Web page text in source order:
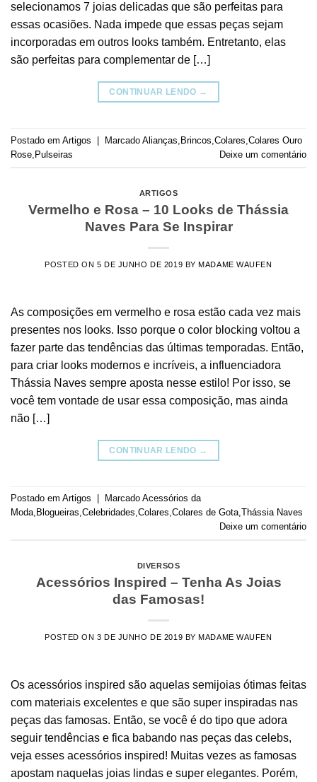
selecionamos 7 joias delicadas que são perfeitas para
essas ocasiões. Nada impede que essas peças sejam
incorporadas em outros looks também. Entretanto, elas
são perfeitas para complementar de […]
CONTINUAR LENDO →
Postado em Artigos | Marcado Alianças Brincos Colares Colares Ouro
Rose Pulseiras Deixe um comentário
ARTIGOS
Vermelho e Rosa – 10 Looks de Thássia
Naves Para Se Inspirar
POSTED ON 5 DE JUNHO DE 2019 BYMADAME WAUFEN
As composições em vermelho e rosa estão cada vez mais
presentes nos looks. Isso porque o color blocking voltou a
fazer parte das tendências das últimas temporadas. Então,
para criar looks modernos e incríveis, a influenciadora
Thássia Naves sempre aposta nesse estilo! Por isso, se
você tem vontade de usar essa composição, mas ainda
não […]
CONTINUAR LENDO →
Postado em Artigos Marcado Acessórios da
Moda, Blogueiras,Celebridades,Colares,Colares de Gota,Thássia Naves
Deixe um comentário
DIVERSOS
Acessórios Inspired – Tenha As Joias
das Famosas!
POSTED ON 3 DE JUNHO DE 2019 BYMADAME WAUFEN
Os acessórios inspired são aquelas semijoias ótimas feitas
com materiais excelentes e que são super inspiradas nas
peças das famosas. Então, se você é do tipo que adora
seguir tendências e fica babando nas peças das celebs,
veja esses acessórios inspired! Muitas vezes as famosas
apostam naquelas joias lindas e super elegantes. Porém,